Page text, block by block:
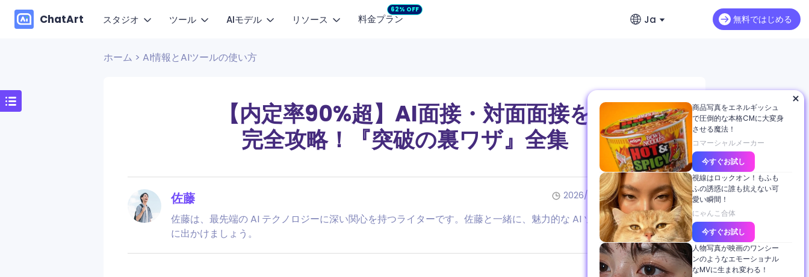
ChatArt スタジオ
既存動画の続きを自然に生成
モーションコントロール
動きや表情を手軽に再現
ツール
マーケティング
AIエージェント
商品広告
商品の魅力を動画広告に
AIモデル
AI動画モデル
HappyHorse 1.0 Seedance 2.0 Art Motion 5 HOT
Wan 2.6 Vidu Q2 Pro PixVerse 4.5
リソース
【無料】AIで小説を自動作成するサイト・アプリのおすすめ
面白いLINEグループ名一覧とAI生成ツール
面白い誕生日メッセージ例文のまとめ
Google Nano-Bananaとは？Gemini 2.5 Flash Imageの全貌
生成AI文章の真偽判定におすすめのAIチェッカー
探す
お問い合わせ
製品FAQ
ChatArtを入手
料金プラン
62% OFF
Ja
繁體中文 (台灣)
繁体字中国語
日本語
日本語
한국어
韓国語
無料ではじめる
ホーム > AI情報とAIツールの使い方
【内定率90%超】AI面接・対面面接を
完全攻略！『突破の裏ワザ』全集
佐藤
佐藤は、最先端の AI テクノロジーに深い関心を持つライターです。佐藤と一緒に、魅力的な AI ツールの世界を巡る旅
に出かけましょう。
2026/05/07 6分で読めます
商品写真をエネルギッシュ
で圧倒的な本格CMに大変身
させる魔法！
コマーシャルメーカー
今すぐお試し
視線はロックオン！もふも
ふの誘惑に誰も抗えない可
愛い瞬間！
にゃんこ合体
今すぐお試し
人物写真が映画のワンシー
ンのようなエモーショナル
なMVに生まれ変わる！